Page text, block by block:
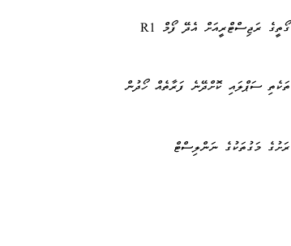
ގޯތީގެ ރަޖިސްޓްރީއަށް އެދޭ ފޯމް R1
ތަކެތި ސަޕްލައި ކޮށްދޭނެ ފަރާތެއް ހޯދުން
ރަށުގެ މަގުތަކުގެ ނަންލިސްޓް